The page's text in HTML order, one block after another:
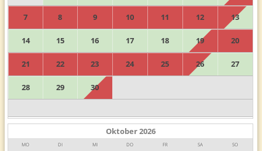
7 8 9 10 11 12 13
14 15 16 17 18 19 20
21 22 23 24 25 26 27
28 29 30
Oktober2026
MO DI MI DO FR SA SO